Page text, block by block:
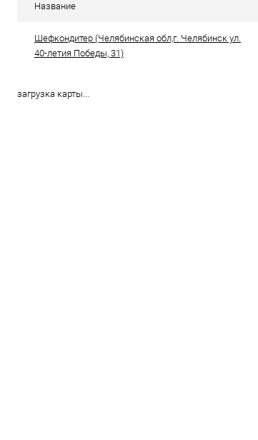
Название
Шефкондитер (Челябинская обл,г. Челябинск ул.
40-летия Победы, 31)
загрузка карты...